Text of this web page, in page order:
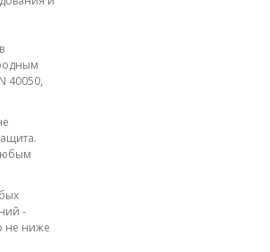
40050,
-
не ниже